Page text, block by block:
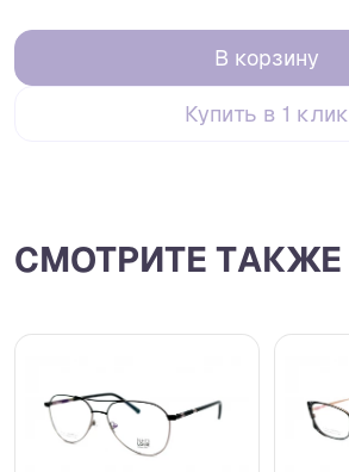
В корзину
Купить в 1 клик
СМОТРИТЕ ТАКЖЕ